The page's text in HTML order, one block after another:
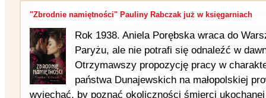
"Zbrodnie namiętności" Pauliny Rabczak już w księgarniach
Rok 1938. Aniela Porębska wraca do
Paryżu, ale nie potrafi się odnaleźć w
Otrzymawszy propozycję pracy w
państwa Dunajewskich na małopolskiej
wyjechać, by poznać okoliczności śmierci